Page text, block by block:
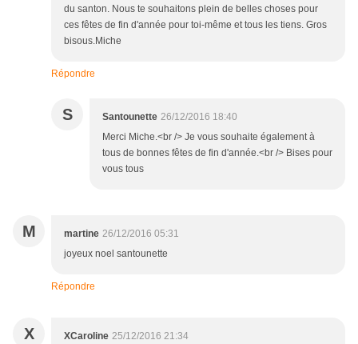
du santon. Nous te souhaitons plein de belles choses pour
ces fêtes de fin d'année pour toi-même et tous les tiens. Gros
bisous.Miche
Répondre
S Santounette 26/12/2016 18:40
Merci Miche.<br /> Je vous souhaite également à
tous de bonnes fêtes de fin d'année.<br /> Bises pour
vous tous
M martine 26/12/2016 05:31
joyeux noel santounette
Répondre
X XCaroline 25/12/2016 21:34